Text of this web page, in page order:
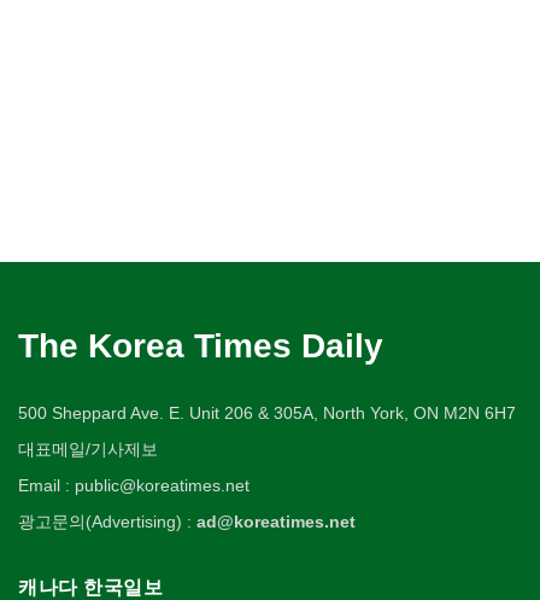
The Korea Times Daily
500 Sheppard Ave. E. Unit 206 & 305A, North York, ON M2N 6H7
대표메일/기사제보
Email : public@koreatimes.net
광고문의(Advertising) : ad@koreatimes.net
캐나다 한국일보